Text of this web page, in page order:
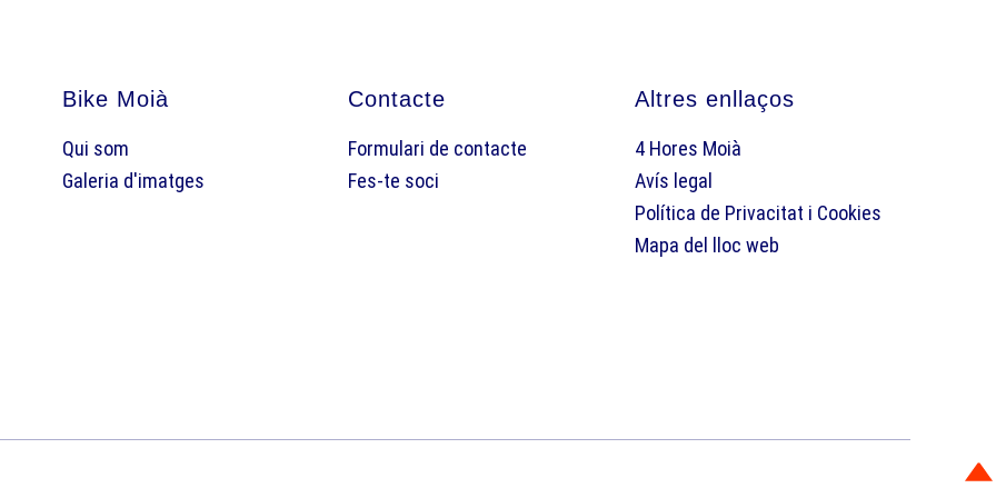
Bike Moià
Qui som
Galeria d'imatges
Contacte
Formulari de contacte
Fes-te soci
Altres enllaços
4 Hores Moià
Avís legal
Política de Privacitat i Cookies
Mapa del lloc web